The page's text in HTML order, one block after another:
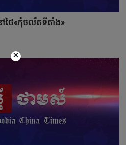
ៅថៃ«កុំចល័តទីតាំង»
×